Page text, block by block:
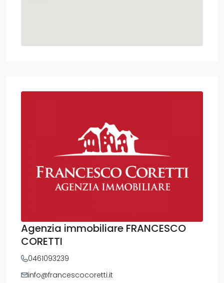
Agenzia immobiliare FRANCESCO
CORETTI
0461093239
info@francescocoretti.it